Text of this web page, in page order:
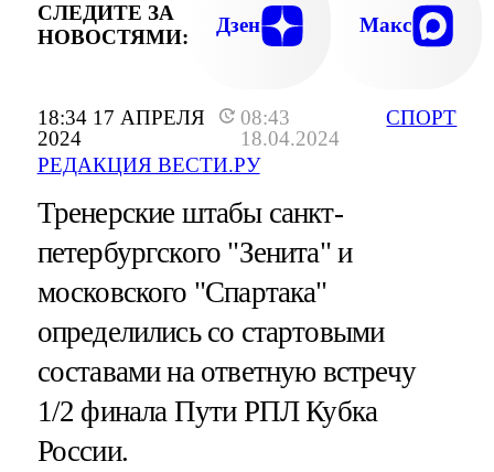
18:34 17 АПРЕЛЯ
2024
08:43
18.04.2024
РЕДАКЦИЯ ВЕСТИ.РУ
СПОРТ
СЛЕДИТЕ ЗА
НОВОСТЯМИ:
Дзен Макс
Тренерские штабы санкт-
петербургского "Зенита" и
московского "Спартака"
определились со стартовыми
составами на ответную встречу
1/2 финала Пути РПЛ Кубка
России.